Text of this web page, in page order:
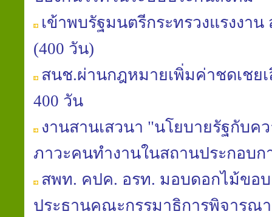
เข้าพบรัฐมนตรีกระทรวงแรงงา
(400 วัน)
สนช.ผ่านกฎหมายเพิ่มค่าชดเชยเ
400 วัน
งานสานเสวนา "นโยบายรัฐกับค
ภาวะคนทำงานในสถานประกอบก
สพท. คปค. อรท. มอบดอกไม้ขอ
ประธานคณะกรรมาธิการพิจารณ